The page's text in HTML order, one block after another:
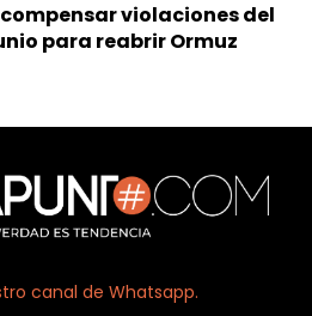
compensar violaciones del
para reabrir Ormuz
canal de Whatsapp.